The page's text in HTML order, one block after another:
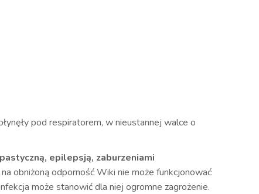
pod respiratorem, w nieustannej walce o
epilepsją, zaburzeniami
obniżoną odporność Wiki nie może funkcjonować
może stanowić dla niej ogromne zagrożenie.